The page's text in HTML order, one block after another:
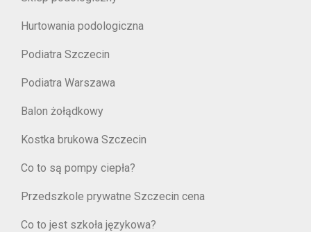
Hurtowania podologiczna
Podiatra Szczecin
Podiatra Warszawa
Balon żołądkowy
Kostka brukowa Szczecin
Co to są pompy ciepła?
Przedszkole prywatne Szczecin cena
Co to jest szkoła językowa?